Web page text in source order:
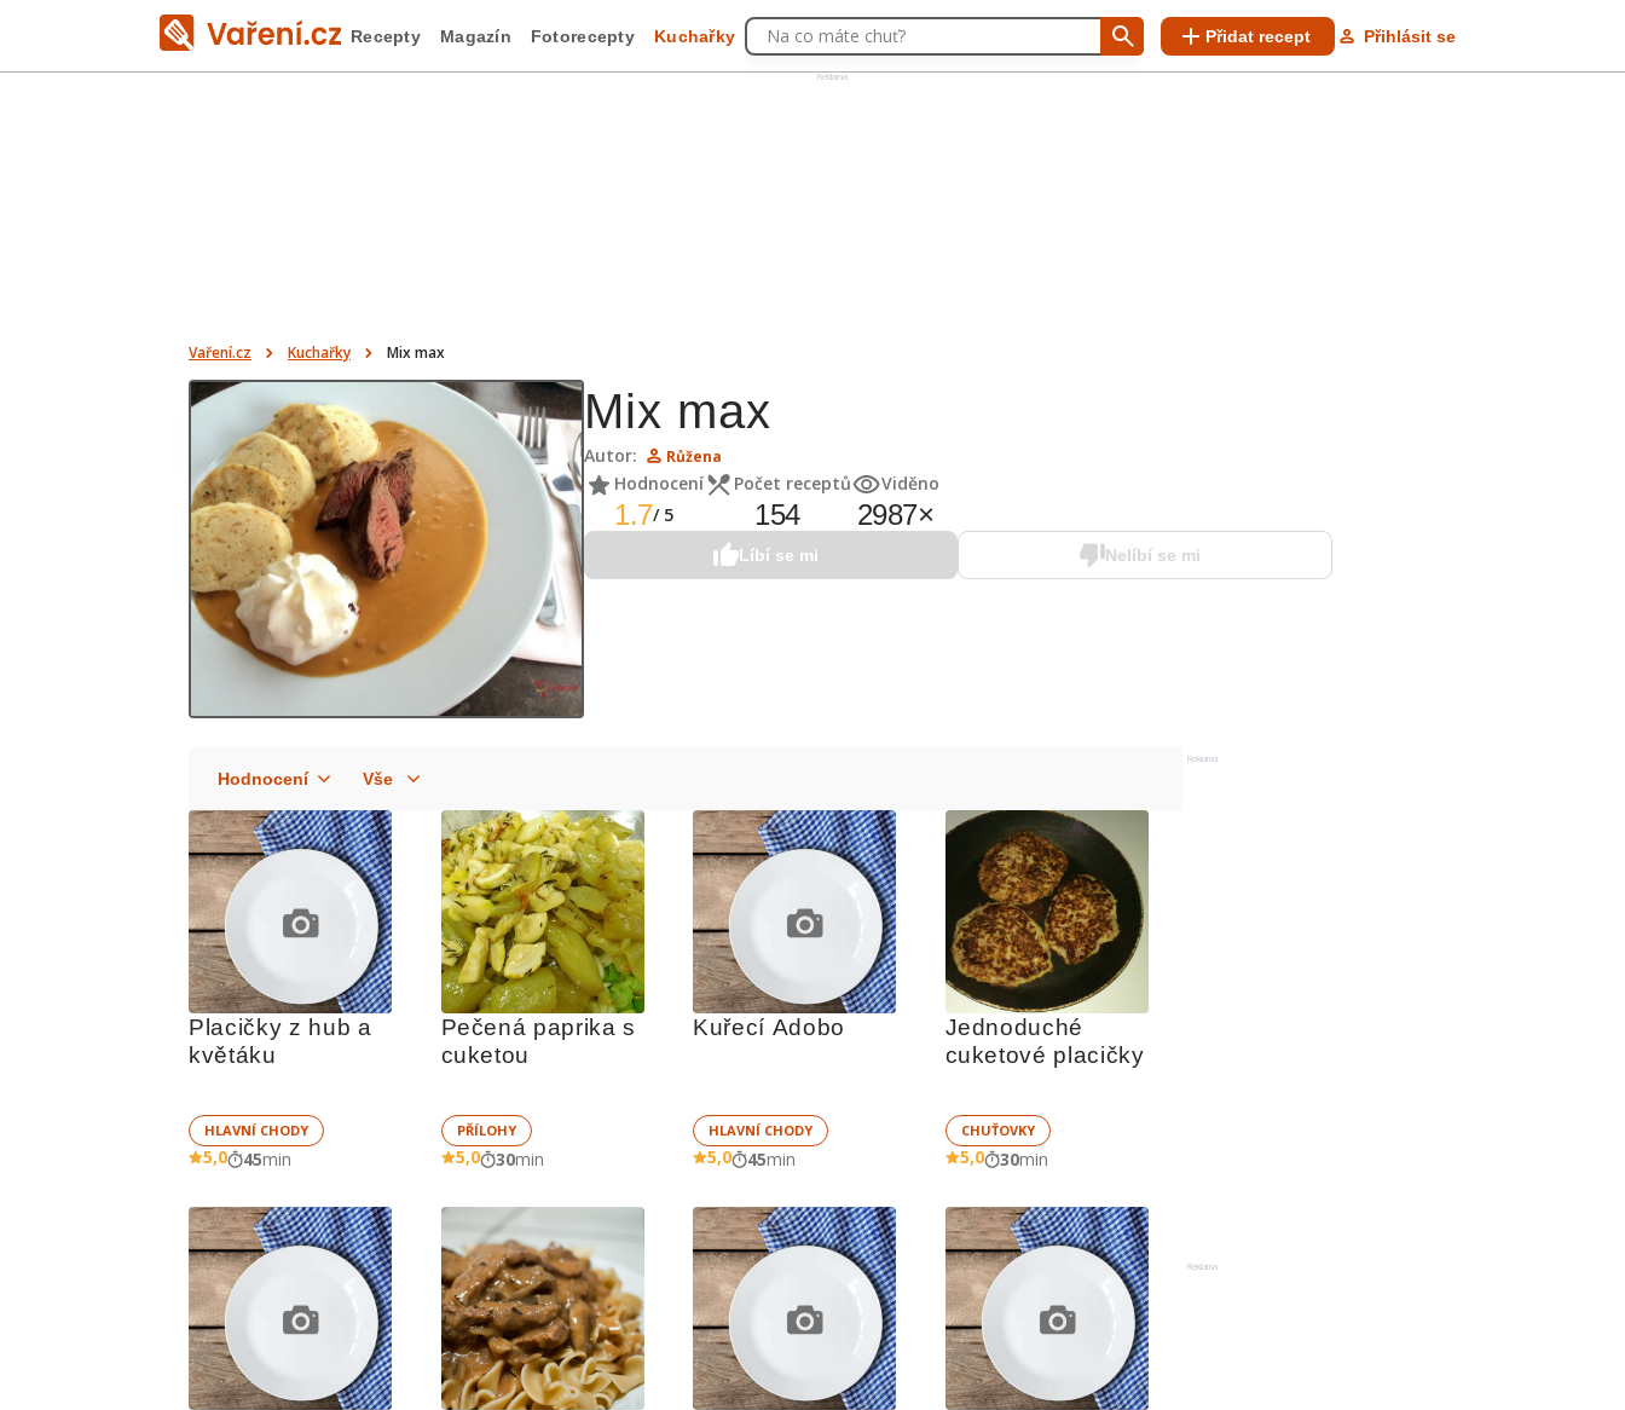
Reklama
Recepty Magazín Fotorecepty Kuchařky Na co máte chuť? Přidat recept Přihlásit se
Vaření.cz Kuchařky Mix max
Mix max
Autor: Růžena
Hodnocení
1.7/ 5
Počet receptů
154
Viděno
2987×
Líbí se mi Nelíbí se mi
Placičky z hub a
květáku
HLAVNÍ CHODY
5,0 45min
Pečená paprika s
PŘÍLOHY
5,0 30min
Kuřecí Adobo
HLAVNÍ CHODY
5,0 45min
Jednoduché
cuketové placičky
CHUŤOVKY
5,0 30min
Reklama
Reklama